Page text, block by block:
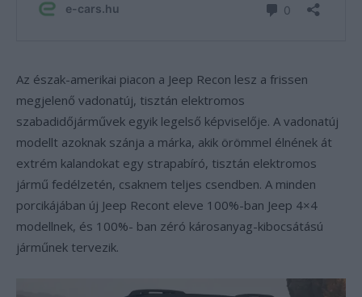
Az észak-amerikai piacon a Jeep Recon lesz a frissen
megjelenő vadonatúj, tisztán elektromos
szabadidőjárművek egyik legelső képviselője. A vadonatúj
modellt azoknak szánja a márka, akik örömmel élnének át
extrém kalandokat egy strapabíró, tisztán elektromos
jármű fedélzetén, csaknem teljes csendben. A minden
porcikájában új Jeep Recont eleve 100%-ban Jeep 4×4
modellnek, és 100%- ban zéró károsanyag-kibocsátású
járműnek tervezik.